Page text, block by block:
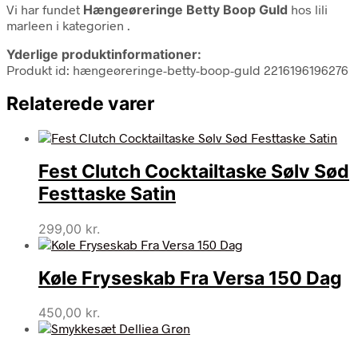
Vi har fundet Hængeøreringe Betty Boop Guld hos lili
marleen i kategorien .
Yderlige produktinformationer:
Produkt id: hængeøreringe-betty-boop-guld 2216196196276
Relaterede varer
Fest Clutch Cocktailtaske Sølv Sød
Festtaske Satin
299,00 kr.
Køle Fryseskab Fra Versa 150 Dag
450,00 kr.